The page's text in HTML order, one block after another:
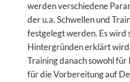
werden verschiedene
der u.a. Schwellen und
festgelegt werden. Es wird
Hintergründen erklärt
Training danach sowohl für
für die Vorbereitung auf